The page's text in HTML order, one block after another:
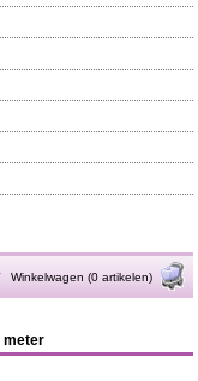
Winkelwagen (0 artikelen)
meter